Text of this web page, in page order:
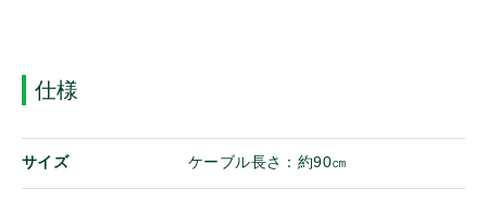
仕様
サイズ ケーブル長さ：約90㎝
マイク
ヘッドセット
イヤホン